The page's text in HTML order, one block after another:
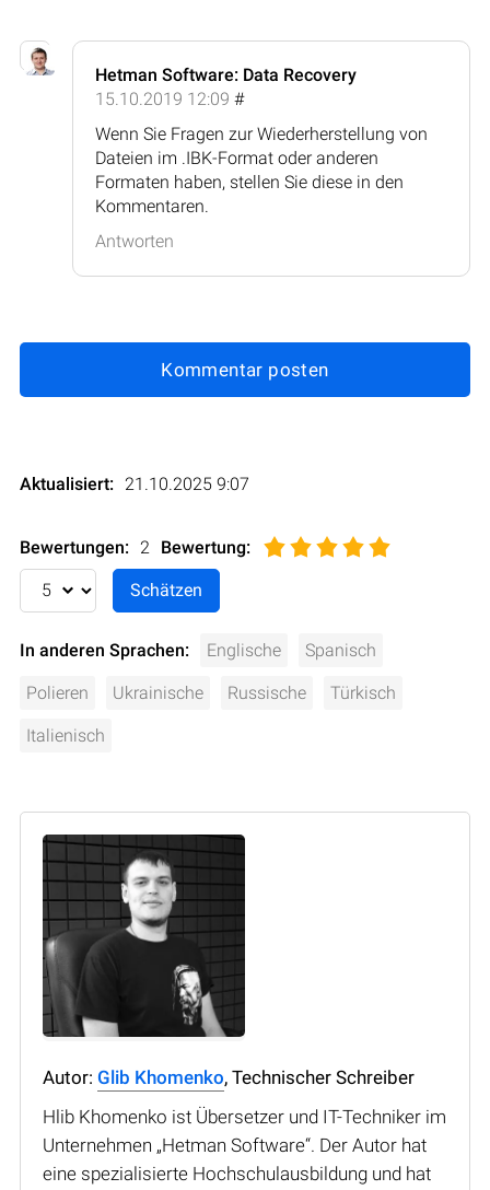
Hetman Software: Data Recovery
15.10.2019 12:09 #
Wenn Sie Fragen zur Wiederherstellung von
Dateien im .IBK-Format oder anderen
Formaten haben, stellen Sie diese in den
Kommentaren.
Antworten
Kommentar posten
Aktualisiert: 21.10.2025 9:07
Bewertungen: 2 Bewertung:
In anderen Sprachen: Englische Spanisch
Polieren Ukrainische Russische Türkisch
Italienisch
Autor: Glib Khomenko, Technischer Schreiber
Hlib Khomenko ist Übersetzer und IT-Techniker im
Unternehmen „Hetman Software“. Der Autor hat
eine spezialisierte Hochschulausbildung und hat